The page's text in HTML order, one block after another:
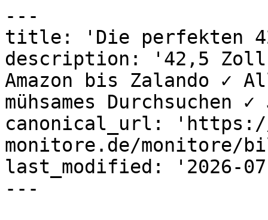
---
title: 'Die perfekten
description: '42,5 Zoll
Amazon bis Zalando ✓
mühsames
canonical_url: 'https://
monitore.de/monitore/
last_modified: '2026-
---